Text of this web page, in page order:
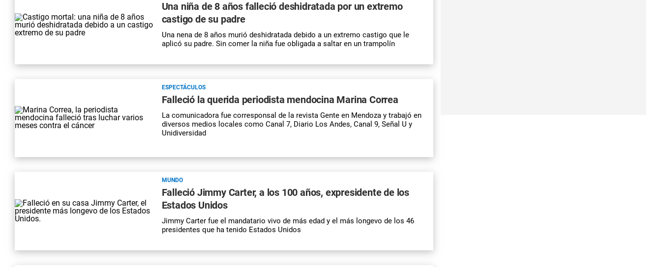
Una niña de 8 años falleció deshidratada por un extremo
castigo de su padre
Una nena de 8 años murió deshidratada debido a un extremo castigo que le
aplicó su padre. Sin comer la niña fue obligada a saltar en un trampolín
ESPECTÁCULOS
Falleció la querida periodista mendocina Marina Correa
La comunicadora fue corresponsal de la revista Gente en Mendoza y trabajó en
diversos medios locales como Canal 7, Diario Los Andes, Canal 9, Señal U y
Unidiversidad
MUNDO
Falleció Jimmy Carter, a los 100 años, expresidente de los
Estados Unidos
Jimmy Carter fue el mandatario vivo de más edad y el más longevo de los 46
presidentes que ha tenido Estados Unidos